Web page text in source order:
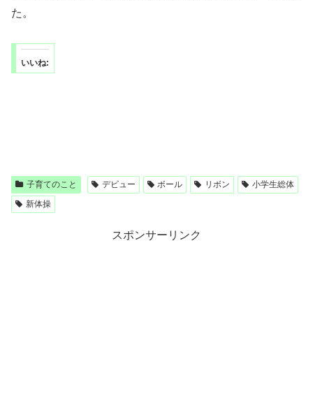
た。
いいね:
子育てのこと デビュー ボール リボン
小学生総体
新体操
スポンサーリンク